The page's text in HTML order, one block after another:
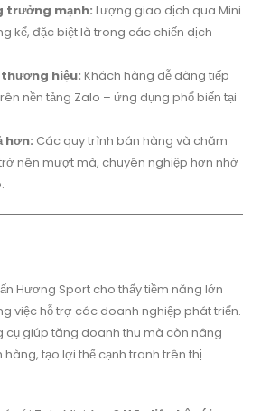
trưởng mạnh: Lượng giao dịch qua Mini
kể, đặc biệt là trong các chiến dịch
hiệu: Khách hàng dễ dàng tiếp
nền tảng Zalo – ứng dụng phổ biến tại
hơn: Các quy trình bán hàng và chăm
nên mượt mà, chuyên nghiệp hơn nhờ
Hương Sport cho thấy tiềm năng lớn
việc hỗ trợ các doanh nghiệp phát triển.
cụ giúp tăng doanh thu mà còn nâng
tạo lợi thế cạnh tranh trên thị